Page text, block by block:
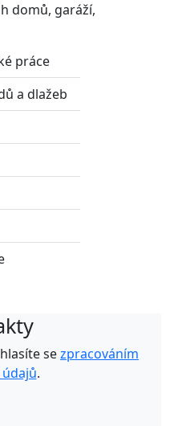
domů, garáží,
práce
a dlažeb
sezpracováním
.